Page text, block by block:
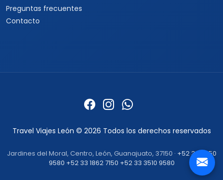
Preguntas frecuentes
Contacto
Travel Viajes León © 2026 Todos los derechos reservados
Jardines del Moral, Centro, León, Guanajuato, 37150 · +52 33 3250
9580 +52 33 1862 7150 +52 33 3510 9580